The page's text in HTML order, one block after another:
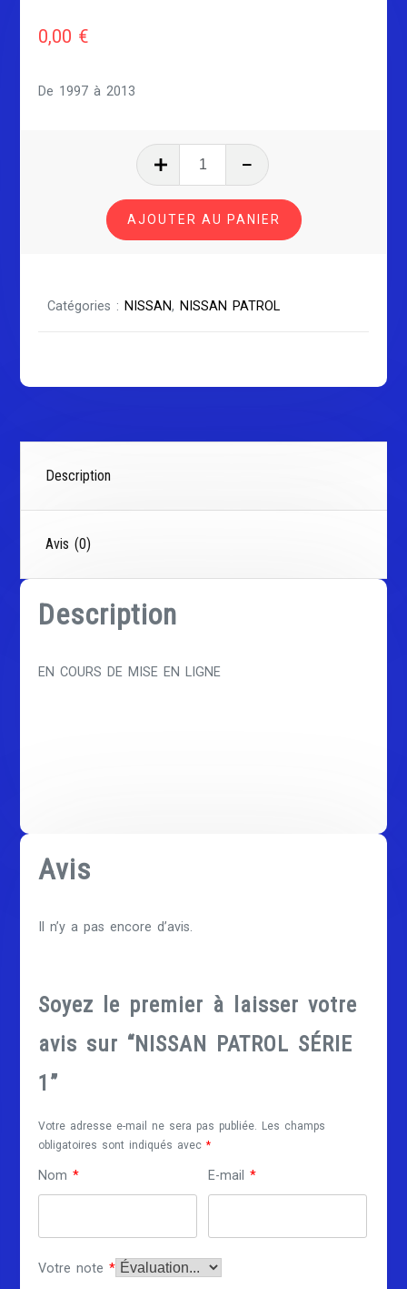
0,00 €
De 1997 à 2013
quantité
NISSAN
PATROL
SÉRIE
AJOUTER AU PANIER
Catégories : NISSAN, NISSAN PATROL
Description
Avis (0)
Description
EN COURS DE MISE EN LIGNE
Avis
Il n’y a pas encore d’avis.
Soyez le premier à laisser votre
avis sur “NISSAN PATROL SÉRIE
1”
Votre adresse e-mail ne sera pas publiée.
Les champs
obligatoires sont indiqués avec*
Nom* E-mail*
Votre note*